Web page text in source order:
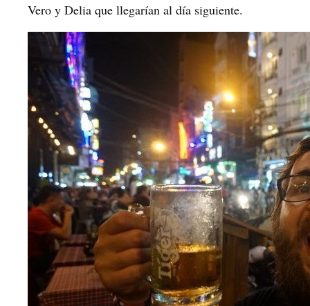
Vero y Delia que llegarían al día siguiente.